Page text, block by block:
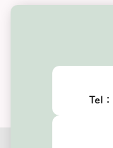
Tel：